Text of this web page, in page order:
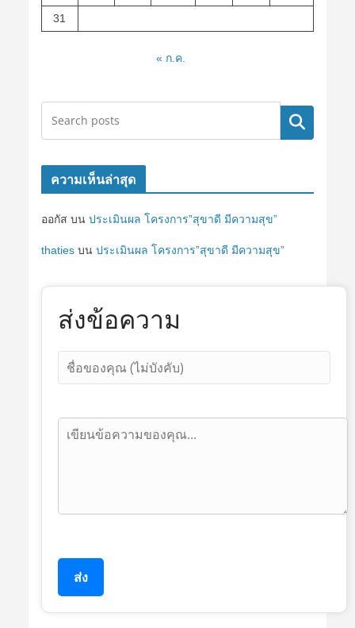
31
« ก.ค.
ค้นหา
ความเห็นล่าสุด
ออกัส บน ประเมินผล โครงการ”สุขาดี มีความสุข”
thatiesบน ประเมินผล โครงการ”สุขาดี มีความสุข”
ส่งข้อความ
ส่ง